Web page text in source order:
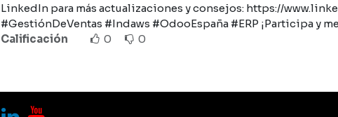
LinkedIn para más actualizaciones y consejos: https://
#GestiónDeVentas #Indaws #OdooEspaña #ERP ¡Participa y
Calificación
0 0